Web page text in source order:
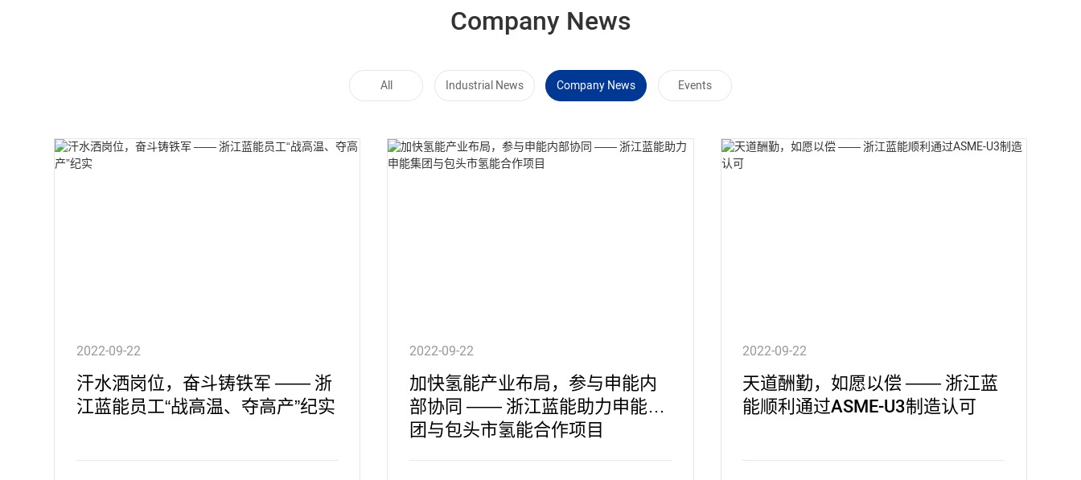
Company News
All Industrial News Company News Events
2022-09-22
汗水洒岗位，奋斗铸铁军 —— 浙
江蓝能员工“战高温、夺高产”纪实
2022-09-22
加快氢能产业布局，参与申能内
部协同 —— 浙江蓝能助力申能集
团与包头市氢能合作项目
2022-09-22
天道酬勤，如愿以偿 —— 浙江蓝
能顺利通过ASME-U3制造认可